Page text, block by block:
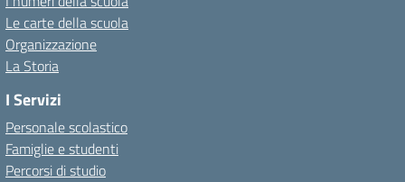
Le carte della scuola
Organizzazione
La Storia
I Servizi
Personale scolastico
Famiglie e studenti
Percorsi di studio